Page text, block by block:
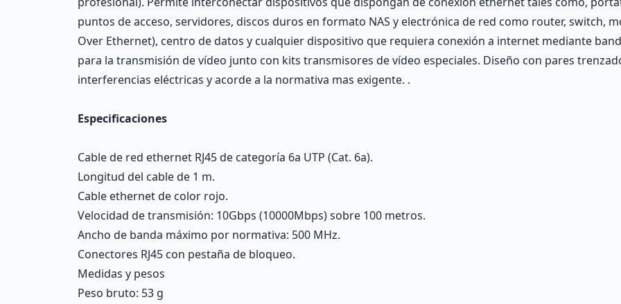
puntos de acceso, servidores, discos duros en formato NAS y electrónica de red como router, switch,
Over Ethernet), centro de datos y cualquier dispositivo que requiera conexión a internet mediante
para la transmisión de vídeo junto con kits transmisores de vídeo especiales. Diseño con pares
interferencias eléctricas y acorde a la normativa mas exigente. .
Especificaciones
Cable de red ethernet RJ45 de categoría 6a UTP (Cat. 6a).
Longitud del cable de 1 m.
Cable ethernet de color rojo.
Velocidad de transmisión: 10Gbps (10000Mbps) sobre 100 metros.
Ancho de banda máximo por normativa: 500 MHz.
Conectores RJ45 con pestaña de bloqueo.
Medidas y pesos
Peso bruto: 53 g